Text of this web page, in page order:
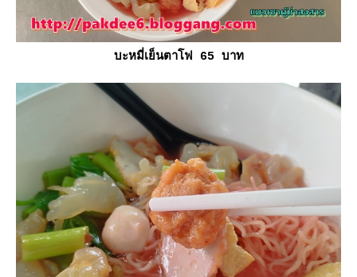
บะหมี่เย็นตาโฟ 65 บาท